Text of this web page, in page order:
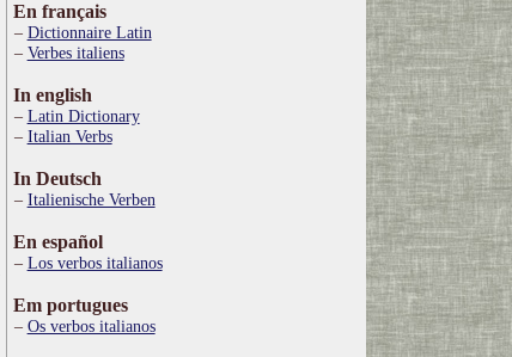
En français
Dictionnaire Latin
Verbes italiens
In english
Latin Dictionary
Italian Verbs
In Deutsch
Italienische Verben
En español
Los verbos italianos
Em portugues
Os verbos italianos